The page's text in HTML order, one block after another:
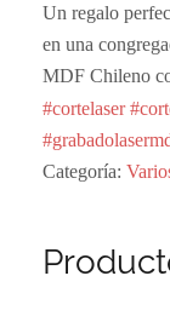
Un regalo
en una
MDF Chileno
#cortelaser
Categoría: